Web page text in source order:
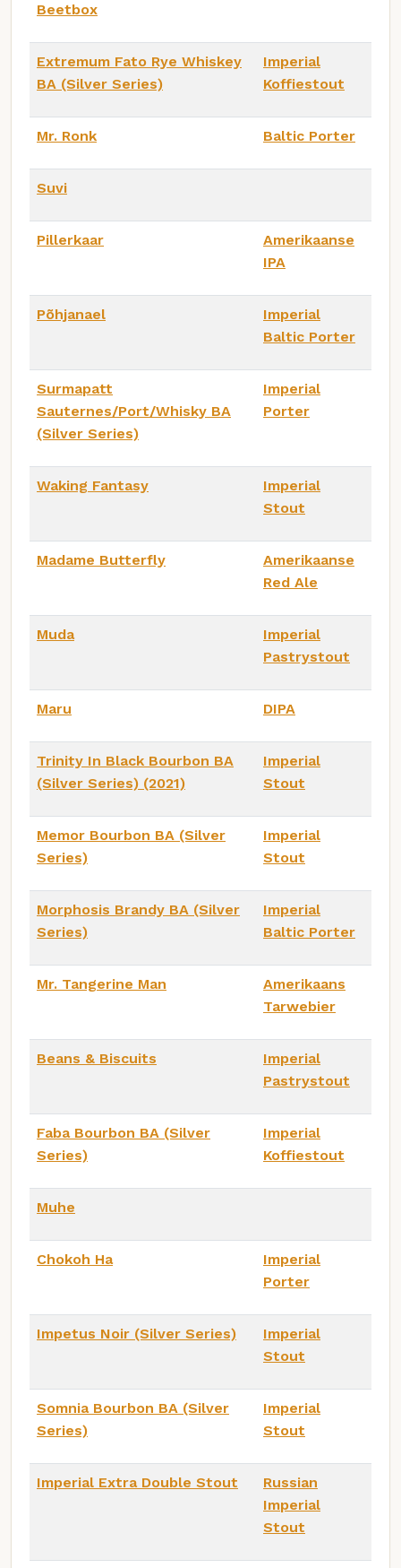
Beetbox
Extremum Fato Rye Whiskey
BA (Silver Series)
Imperial
Koffiestout
Mr. Ronk Baltic Porter
Suvi
Pillerkaar
Amerikaanse
IPA
Põhjanael
Imperial
Baltic Porter
Surmapatt
Sauternes/Port/Whisky BA
(Silver Series)
Imperial
Porter
Waking Fantasy
Imperial
Stout
Madame Butterfly
Amerikaanse
Red Ale
Muda
Imperial
Pastrystout
Maru DIPA
Trinity In Black Bourbon BA
(Silver Series) (2021)
Imperial
Stout
Memor Bourbon BA (Silver
Series)
Imperial
Stout
Morphosis Brandy BA (Silver
Series)
Imperial
Baltic Porter
Mr. Tangerine Man
Amerikaans
Tarwebier
Beans & Biscuits
Imperial
Pastrystout
Faba Bourbon BA (Silver
Series)
Imperial
Koffiestout
Muhe
Chokoh Ha
Imperial
Porter
Impetus Noir (Silver Series)
Imperial
Stout
Somnia Bourbon BA (Silver
Series)
Imperial
Stout
Imperial Extra Double Stout
Russian
Imperial
Stout